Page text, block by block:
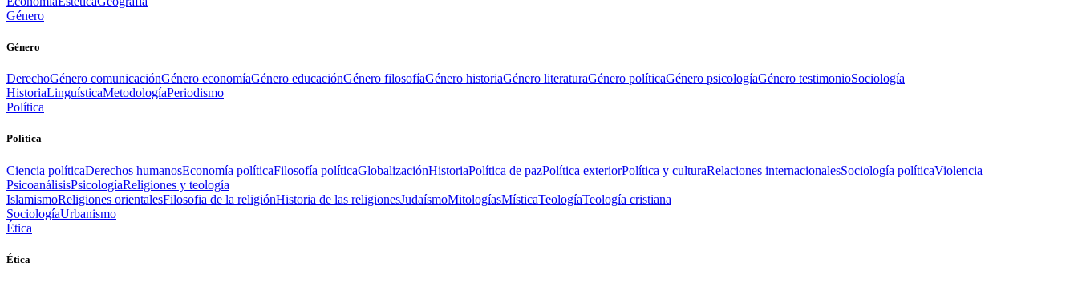
Género
Género
DerechoGénero comunicaciónGénero economíaGénero educaciónGénero filosofíaGénero historiaGénero literaturaGénero políticaGénero psicologíaGénero testimonioSociología
HistoriaLinguísticaMetodologíaPeriodismo
Política
Política
Ciencia políticaDerechos humanosEconomía políticaFilosofía políticaGlobalizaciónHistoriaPolítica de pazPolítica exteriorPolítica y culturaRelaciones internacionalesSociología políticaViolencia
PsicoanálisisPsicologíaReligiones y teología
IslamismoReligiones orientalesFilosofia de la religiónHistoria de las religionesJudaísmoMitologíasMísticaTeologíaTeología cristiana
SociologíaUrbanismo
Ética
Ética